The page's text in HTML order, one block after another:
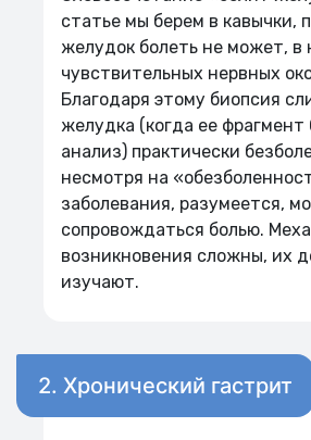
статье мы берем в кавычки,
желудок болеть не может, в
чувствительных нервных
Благодаря этому биопсия
желудка (когда ее фрагмент
анализ) практически
несмотря на
заболевания, разумеется,
сопровождаться болью.
возникновения сложны, их
изучают.
2. Хронический гастрит